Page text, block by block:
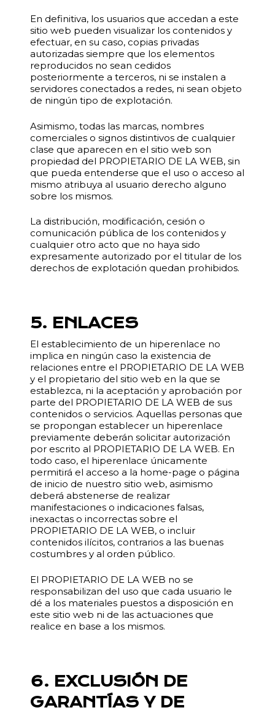
En definitiva, los usuarios que accedan a este
sitio web pueden visualizar los contenidos y
efectuar, en su caso, copias privadas
autorizadas siempre que los elementos
reproducidos no sean cedidos
posteriormente a terceros, ni se instalen a
servidores conectados a redes, ni sean objeto
de ningún tipo de explotación.
Asimismo, todas las marcas, nombres
comerciales o signos distintivos de cualquier
clase que aparecen en el sitio web son
propiedad del PROPIETARIO DE LA WEB, sin
que pueda entenderse que el uso o acceso al
mismo atribuya al usuario derecho alguno
sobre los mismos.
La distribución, modificación, cesión o
comunicación pública de los contenidos y
cualquier otro acto que no haya sido
expresamente autorizado por el titular de los
derechos de explotación quedan prohibidos.
5. ENLACES
El establecimiento de un hiperenlace no
implica en ningún caso la existencia de
relaciones entre el PROPIETARIO DE LA WEB
y el propietario del sitio web en la que se
establezca, ni la aceptación y aprobación por
parte del PROPIETARIO DE LA WEB de sus
contenidos o servicios. Aquellas personas que
se propongan establecer un hiperenlace
previamente deberán solicitar autorización
por escrito al PROPIETARIO DE LA WEB. En
todo caso, el hiperenlace únicamente
permitirá el acceso a la home-page o página
de inicio de nuestro sitio web, asimismo
deberá abstenerse de realizar
manifestaciones o indicaciones falsas,
inexactas o incorrectas sobre el
PROPIETARIO DE LA WEB, o incluir
contenidos ilícitos, contrarios a las buenas
costumbres y al orden público.
El PROPIETARIO DE LA WEB no se
responsabilizan del uso que cada usuario le
dé a los materiales puestos a disposición en
este sitio web ni de las actuaciones que
realice en base a los mismos.
6. EXCLUSIÓN DE
GARANTÍAS Y DE